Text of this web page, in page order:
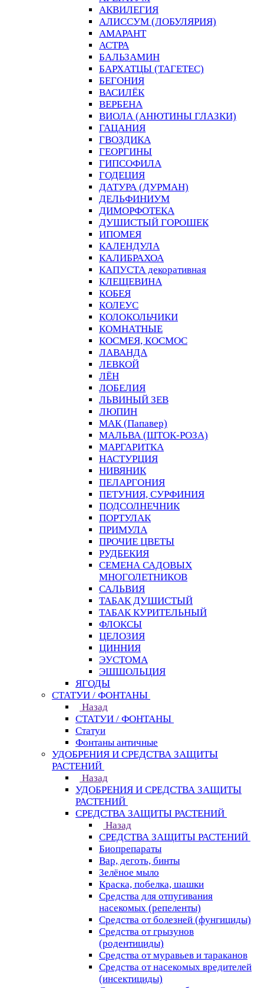
АКВИЛЕГИЯ
АЛИССУМ (ЛОБУЛЯРИЯ)
АМАРАНТ
АСТРА
БАЛЬЗАМИН
БАРХАТЦЫ (ТАГЕТЕС)
БЕГОНИЯ
ВАСИЛЁК
ВЕРБЕНА
ВИОЛА (АНЮТИНЫ ГЛАЗКИ)
ГАЦАНИЯ
ГВОЗДИКА
ГЕОРГИНЫ
ГИПСОФИЛА
ГОДЕЦИЯ
ДАТУРА (ДУРМАН)
ДЕЛЬФИНИУМ
ДИМОРФОТЕКА
ДУШИСТЫЙ ГОРОШЕК
ИПОМЕЯ
КАЛЕНДУЛА
КАЛИБРАХОА
КАПУСТА декоративная
КЛЕЩЕВИНА
КОБЕЯ
КОЛЕУС
КОЛОКОЛЬЧИКИ
КОМНАТНЫЕ
КОСМЕЯ, КОСМОС
ЛАВАНДА
ЛЕВКОЙ
ЛЁН
ЛОБЕЛИЯ
ЛЬВИНЫЙ ЗЕВ
ЛЮПИН
МАК (Папавер)
МАЛЬВА (ШТОК-РОЗА)
МАРГАРИТКА
НАСТУРЦИЯ
НИВЯНИК
ПЕЛАРГОНИЯ
ПЕТУНИЯ, СУРФИНИЯ
ПОДСОЛНЕЧНИК
ПОРТУЛАК
ПРИМУЛА
ПРОЧИЕ ЦВЕТЫ
РУДБЕКИЯ
СЕМЕНА САДОВЫХ
МНОГОЛЕТНИКОВ
САЛЬВИЯ
ТАБАК ДУШИСТЫЙ
ТАБАК КУРИТЕЛЬНЫЙ
ФЛОКСЫ
ЦЕЛОЗИЯ
ЦИННИЯ
ЭУСТОМА
ЭШШОЛЬЦИЯ
ЯГОДЫ
СТАТУИ / ФОНТАНЫ
Назад
СТАТУИ / ФОНТАНЫ
Статуи
Фонтаны античные
УДОБРЕНИЯ И СРЕДСТВА ЗАЩИТЫ
РАСТЕНИЙ
Назад
УДОБРЕНИЯ И СРЕДСТВА ЗАЩИТЫ
РАСТЕНИЙ
СРЕДСТВА ЗАЩИТЫ РАСТЕНИЙ
Назад
СРЕДСТВА ЗАЩИТЫ РАСТЕНИЙ
Биопрепараты
Вар, деготь, бинты
Зелёное мыло
Краска, побелка, шашки
Средства для отпугивания
насекомых (репеленты)
Средства от болезней (фунгициды)
Средства от грызунов
(родентициды)
Средства от муравьев и тараканов
Средства от насекомых вредителей
(инсектициды)